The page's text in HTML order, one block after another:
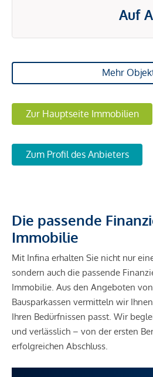
Auf
Mehr
Zur Hauptseite Immobilien
Zum Profil des Anbieters
Die passende
Immobilie
Mit Infina erhalten Sie nicht nur
sondern auch die passende
Immobilie. Aus den Angeboten
Bausparkassen vermitteln wir
Ihren Bedürfnissen passt. Wir
und verlässlich – von der ersten
erfolgreichen Abschluss.